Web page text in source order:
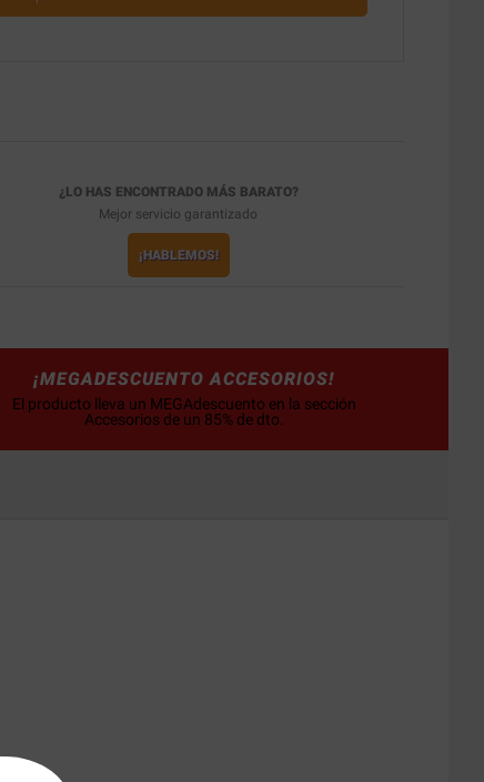
¿LO HAS ENCONTRADO MÁS BARATO?
Mejor servicio garantizado
¡HABLEMOS!
¡MEGADESCUENTO ACCESORIOS!
El producto lleva un MEGAdescuento en la sección
Accesorios de un 85% de dto.